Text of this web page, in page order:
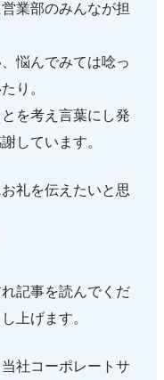
業部のみんなが担
悩んでみては唸っ
り。
を考え言葉にし発
しています。
礼を伝えたいと思
記事を読んでくだ
上げます。
社コーポレートサ